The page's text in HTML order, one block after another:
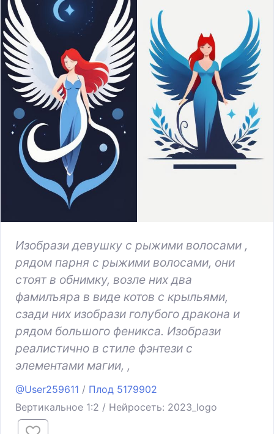
Изобрази девушку с рыжими волосами ,
рядом парня с рыжими волосами, они
стоят в обнимку, возле них два
фамилъяра в виде котов с крыльями,
сзади них изобрази голубого дракона и
рядом большого феникса. Изобрази
реалистично в стиле фэнтези с
элементами магии, ,
@User259611 / Плод 5179902
Вертикальное 1:2 / Нейросеть: 2023_logo